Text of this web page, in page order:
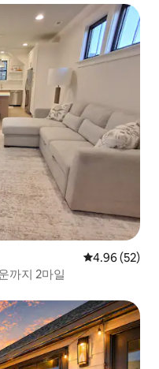
평점 4.96점(5
4.96 (52)
까지 2마일